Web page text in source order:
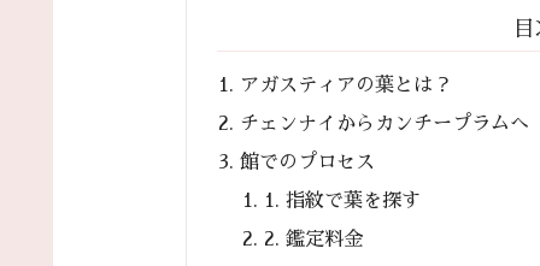
アガスティアの葉とは？
チェンナイからカンチープラムへ
館でのプロセス
1. 指紋で葉を探す
2. 鑑定料金